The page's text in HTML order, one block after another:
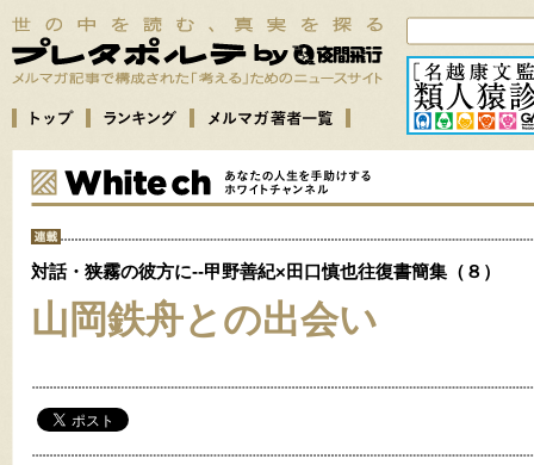
対話・狭霧の彼方に--甲野善紀×田口慎也往復書簡集（８）
山岡鉄舟との出会い